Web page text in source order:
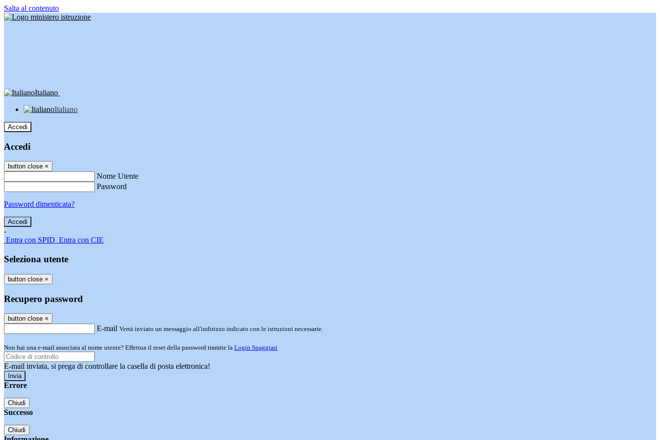
Salta al contenuto
Italiano
Italiano
Accedi
Accedi
button close ×
Nome Utente
Password
Password dimenticata?
-
Entra con SPID Entra con CIE
Seleziona utente
button close ×
Recupero password
button close ×
E-mail Verrà inviato un messaggio all'indirizzo indicato con le istruzioni necessarie.
Non hai una e-mail associata al nome utente? Effettua il reset della password tramite la Login Spaggiari
E-mail inviata, si prega di controllare la casella di posta elettronica!
Errore
Chiudi
Successo
Chiudi